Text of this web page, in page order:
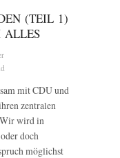
(TEIL 1)
ALLES
mit CDU und
zentralen
wird in
doch
möglichst